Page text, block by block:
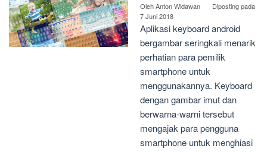
OlehAnton Widawan
Diposting pada
7 Juni 2018
Aplikasi keyboard android
bergambar seringkali menarik
perhatian para pemilik
smartphone untuk
menggunakannya. Keyboard
dengan gambar imut dan
berwarna-warni tersebut
mengajak para pengguna
smartphone untuk menghiasi